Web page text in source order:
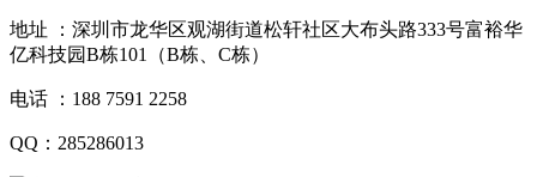
地址 ：深圳市龙华区观湖街道松轩社区大布头路333号富裕华
亿科技园B栋101（B栋、C栋）
电话 ：188 7591 2258
QQ：285286013